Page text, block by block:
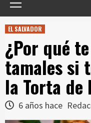
EL SALVADOR
¿Por qué
tamales si
la Torta de
6 años hace